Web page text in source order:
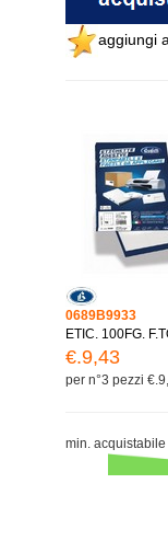
aggiungi
0689B9933
ETIC. 100FG.
€.9,43
per n°3 pezzi
min. acquistabile